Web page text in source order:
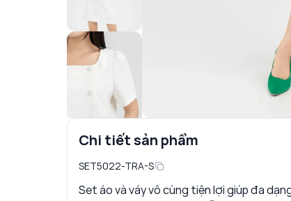
Chi tiết sản phẩm
SET5022-TRA-S
Set áo và váy vô cùng tiện lợi giúp đa